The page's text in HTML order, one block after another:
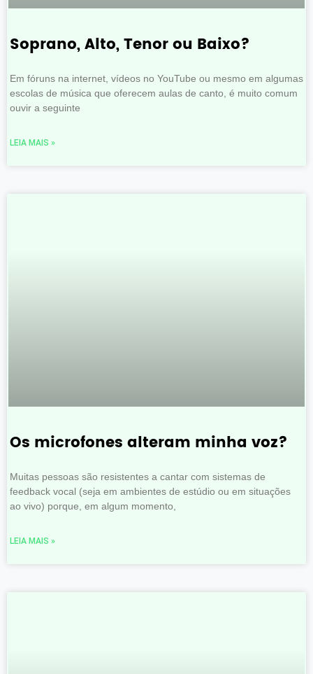
Soprano, Alto, Tenor ou Baixo?
Em fóruns na internet, vídeos no YouTube ou mesmo em algumas
escolas de música que oferecem aulas de canto, é muito comum
ouvir a seguinte
LEIA MAIS »
Os microfones alteram minha voz?
Muitas pessoas são resistentes a cantar com sistemas de
feedback vocal (seja em ambientes de estúdio ou em situações
ao vivo) porque, em algum momento,
LEIA MAIS »